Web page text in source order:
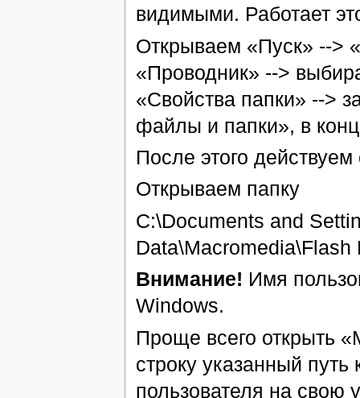
видимыми. Работает
Открываем «Пуск» -->
«Проводник» -->
«Свойства папки» -->
файлы и папки», в
После этого
Открываем папку
C:\Documents and
Data\Macromedia\Flash
Внимание! Имя
Windows.
Проще всего открыть
строку указанный
пользователя на свою